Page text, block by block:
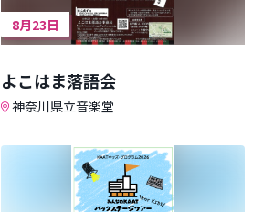
8月23日
よこはま落語会
神奈川県立音楽堂